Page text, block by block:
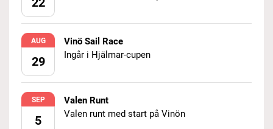
AUG
29
Vinö Sail Race
Ingår i Hjälmar-cupen
SEP
5
Valen Runt
Valen runt med start på Vinön